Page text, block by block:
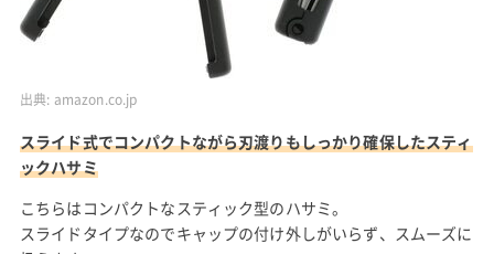
出典: amazon.co.jp
スライド式でコンパクトながら刃渡りもしっかり確保したスティ
ックハサミ
こちらはコンパクトなスティック型のハサミ。
スライドタイプなのでキャップの付け外しがいらず、スムーズに